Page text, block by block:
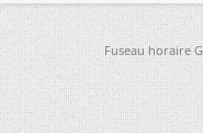
Fuseau horaire